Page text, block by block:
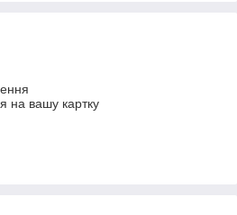
на вашу картку